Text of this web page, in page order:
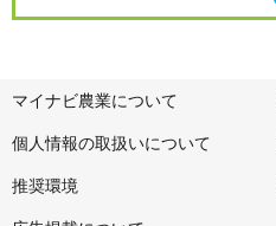
マイナビ農業について
個人情報の取扱いについて
推奨環境